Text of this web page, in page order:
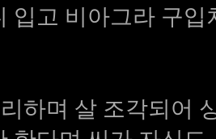
입고 비아그라 구입
하며 살 조각되어